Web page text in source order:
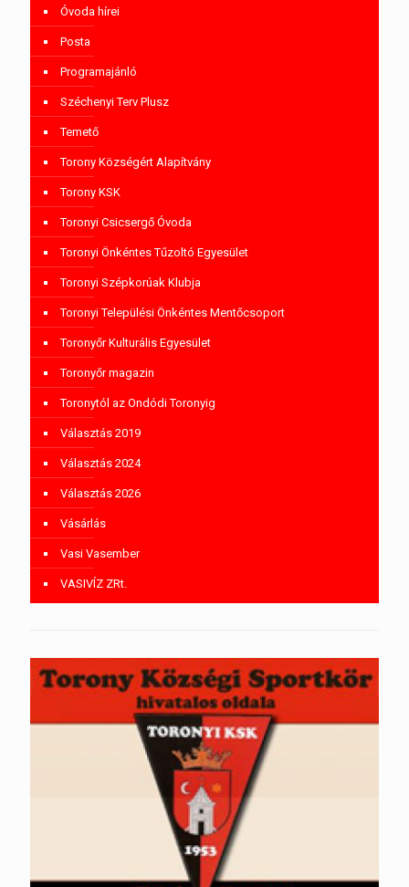
Óvoda hírei
Posta
Programajánló
Széchenyi Terv Plusz
Temető
Torony Községért Alapítvány
Torony KSK
Toronyi Csicsergő Óvoda
Toronyi Önkéntes Tűzoltó Egyesület
Toronyi Szépkorúak Klubja
Toronyi Települési Önkéntes Mentőcsoport
Toronyőr Kulturális Egyesület
Toronyőr magazin
Toronytól az Ondódi Toronyig
Választás 2019
Választás 2024
Választás 2026
Vásárlás
Vasi Vasember
VASIVÍZ ZRt.